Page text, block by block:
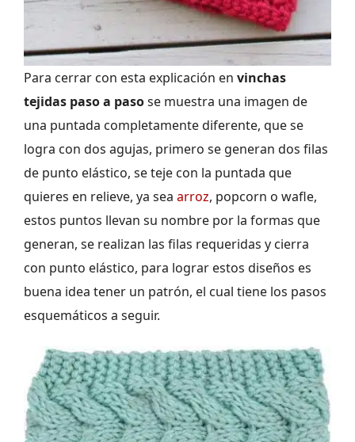
Para cerrar con esta explicación en vinchas
tejidas paso a pasose muestra una imagen de
una puntada completamente diferente, que se
logra con dos agujas, primero se generan dos filas
de punto elástico, se teje con la puntada que
quieres en relieve, ya sea arroz, popcorn o wafle,
estos puntos llevan su nombre por la formas que
generan, se realizan las filas requeridas y cierra
con punto elástico, para lograr estos diseños es
buena idea tener un patrón, el cual tiene los pasos
esquemáticos a seguir.